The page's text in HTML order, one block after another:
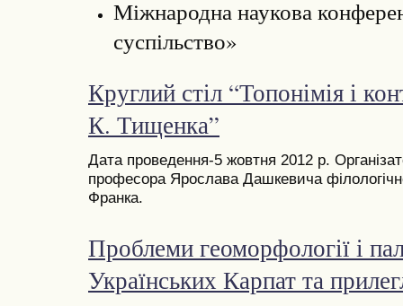
Міжнародна наукова
суспільство»
Круглий стіл “Топонімія і
К. Тищенка”
Дата проведення-5 жовтня 2012 р.
професора Ярослава Дашкевича
Франка.
Проблеми геоморфології і
Українських Карпат та